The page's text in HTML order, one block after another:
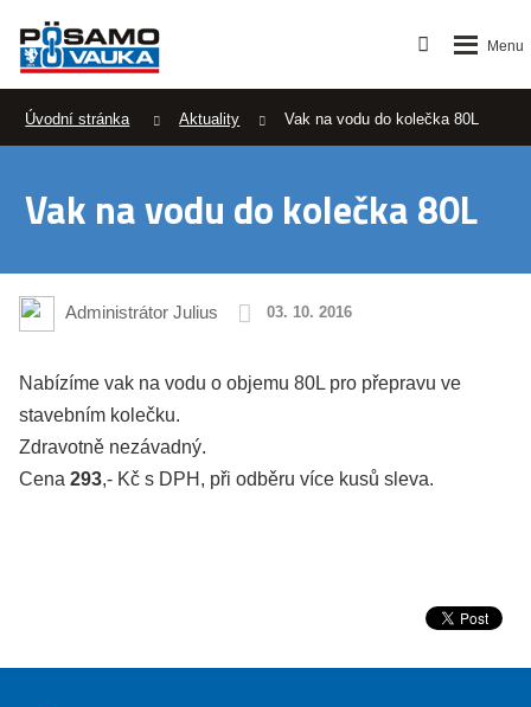
Úvodní stránka Aktuality Vak na vodu do kolečka 80L
Vak na vodu do kolečka 80L
Administrátor Julius 03. 10. 2016
Nabízíme vak na vodu o objemu 80L pro přepravu ve
stavebním kolečku.
Zdravotně nezávadný.
Cena 293,- Kč s DPH, při odběru více kusů sleva.